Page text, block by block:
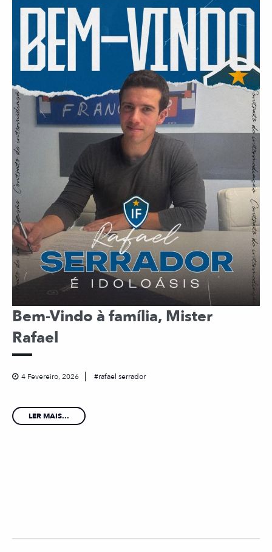
Bem-Vindo à família, Mister
Rafael
4 Fevereiro, 2026 rafael serrador
LER MAIS...